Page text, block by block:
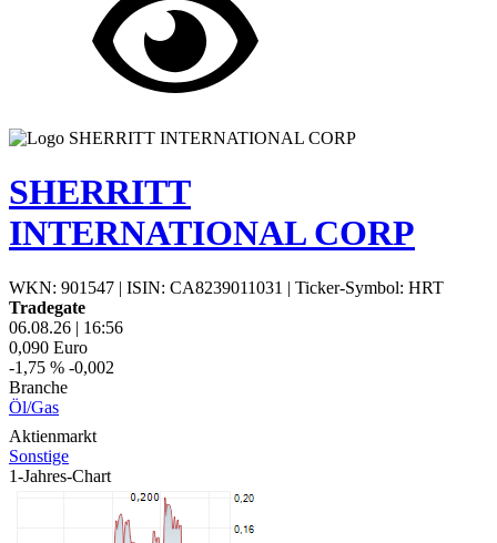
SHERRITT
INTERNATIONAL CORP
WKN: 901547 | ISIN: CA8239011031 | Ticker-Symbol: HRT
Tradegate
06.08.26 | 16:56
0,090 Euro
-1,75 % -0,002
Branche
Öl/Gas
Aktienmarkt
Sonstige
1-Jahres-Chart